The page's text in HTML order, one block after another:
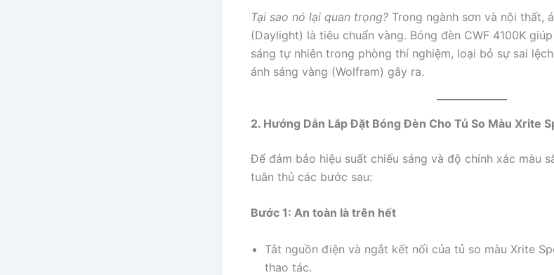
Tại sao nó lại quan trọng? Trong ngành sơn và nội thất,
(Daylight) là tiêu chuẩn vàng. Bóng đèn CWF 4100K
sáng tự nhiên trong phòng thí nghiệm, loại bỏ sự sai
ánh sáng vàng (Wolfram) gây ra.
2. Hướng Dẫn Lắp Đặt Bóng Đèn Cho Tủ So Màu Xrite
Để đảm bảo hiệu suất chiếu sáng và độ chính xác màu
tuân thủ các bước sau:
Bước 1: An toàn là trên hết
Tắt nguồn điện và ngắt kết nối của tủ so màu Xrite
thao tác.